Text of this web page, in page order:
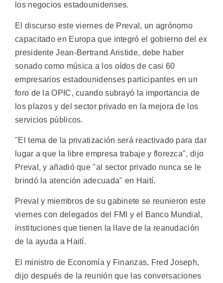
los negocios estadounidenses.
El discurso este viernes de Preval, un agrónomo
capacitado en Europa que integró el gobierno del ex
presidente Jean-Bertrand Aristide, debe haber
sonado como música a los oídos de casi 60
empresarios estadounidenses participantes en un
foro de la OPIC, cuando subrayó la importancia de
los plazos y del sector privado en la mejora de los
servicios públicos.
"El tema de la privatización será reactivado para dar
lugar a que la libre empresa trabaje y florezca", dijo
Preval, y añadió que "al sector privado nunca se le
brindó la atención adecuada" en Haití.
Preval y miembros de su gabinete se reunieron este
viernes con delegados del FMI y el Banco Mundial,
instituciones que tienen la llave de la reanudación
de la ayuda a Haití.
El ministro de Economía y Finanzas, Fred Joseph,
dijo después de la reunión que las conversaciones